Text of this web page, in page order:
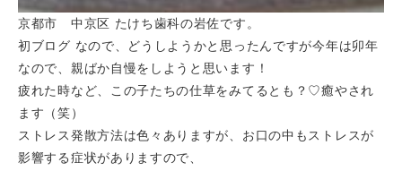
京都市 中京区 たけち歯科の岩佐です。
初ブログ なので、どうしようかと思ったんですが今年は卯年
なので、親ばか自慢をしようと思います！
疲れた時など、この子たちの仕草をみてるとも？♡癒やされ
ます（笑）
ストレス発散方法は色々ありますが、お口の中もストレスが
影響する症状がありますので、